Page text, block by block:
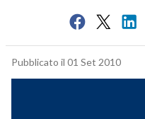
Pubblicato il 01 Set 2010